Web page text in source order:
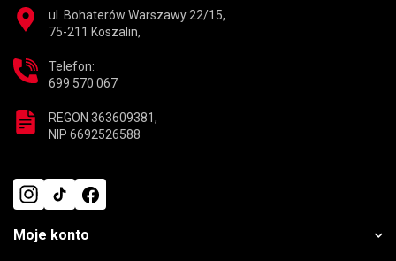
ul. Bohaterów Warszawy 22/15,
75-211 Koszalin,
Telefon:
699 570 067
REGON 363609381,
NIP 6692526588
Moje konto